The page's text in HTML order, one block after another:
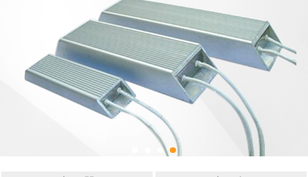
电气控制系统
频敏变阻器
主令控制器
滤波器